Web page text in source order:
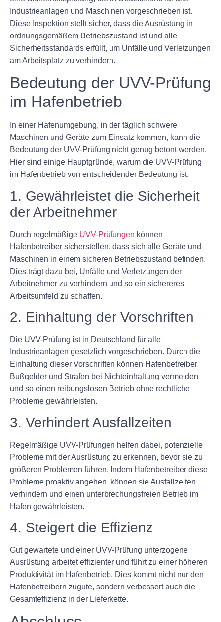
Industrieanlagen und Maschinen vorgeschrieben ist.
Diese Inspektion stellt sicher, dass die Ausrüstung in
ordnungsgemäßem Betriebszustand ist und alle
Sicherheitsstandards erfüllt, um Unfälle und Verletzungen
am Arbeitsplatz zu verhindern.
Bedeutung der UVV-Prüfung
im Hafenbetrieb
In einer Hafenumgebung, in der täglich schwere
Maschinen und Geräte zum Einsatz kommen, kann die
Bedeutung der UVV-Prüfung nicht genug betont werden.
Hier sind einige Hauptgründe, warum die UVV-Prüfung
im Hafenbetrieb von entscheidender Bedeutung ist:
1. Gewährleistet die Sicherheit
der Arbeitnehmer
Durch regelmäßige UVV-Prüfungen können
Hafenbetreiber sicherstellen, dass sich alle Geräte und
Maschinen in einem sicheren Betriebszustand befinden.
Dies trägt dazu bei, Unfälle und Verletzungen der
Arbeitnehmer zu verhindern und so ein sichereres
Arbeitsumfeld zu schaffen.
2. Einhaltung der Vorschriften
Die UVV-Prüfung ist in Deutschland für alle
Industrieanlagen gesetzlich vorgeschrieben. Durch die
Einhaltung dieser Vorschriften können Hafenbetreiber
Bußgelder und Strafen bei Nichteinhaltung vermeiden
und so einen reibungslosen Betrieb ohne rechtliche
Probleme gewährleisten.
3. Verhindert Ausfallzeiten
Regelmäßige UVV-Prüfungen helfen dabei, potenzielle
Probleme mit der Ausrüstung zu erkennen, bevor sie zu
größeren Problemen führen. Indem Hafenbetreiber diese
Probleme proaktiv angehen, können sie Ausfallzeiten
verhindern und einen unterbrechungsfreien Betrieb im
Hafen gewährleisten.
4. Steigert die Effizienz
Gut gewartete und einer UVV-Prüfung unterzogene
Ausrüstung arbeitet effizienter und führt zu einer höheren
Produktivität im Hafenbetrieb. Dies kommt nicht nur den
Hafenbetreibern zugute, sondern verbessert auch die
Gesamteffizienz in der Lieferkette.